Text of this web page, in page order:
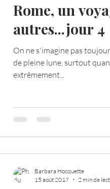
Rome, un
autres...jour 4
On ne s'imagine pas
de pleine lune, surtout
extrêmement...
Barbara Hocquette
15 août 2017
2 min de